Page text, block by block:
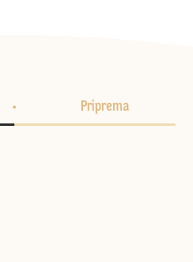
Priprema